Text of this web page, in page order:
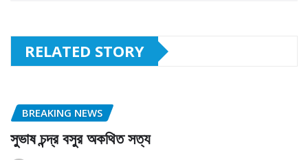
RELATED STORY
BREAKING NEWS
সুভাষ চন্দ্র বসুর অকথিত সত্য